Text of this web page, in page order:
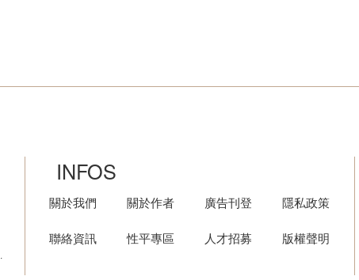
INFOS
關於我們
聯絡資訊
關於作者
性平專區
廣告刊登
人才招募
隱私政策
版權聲明